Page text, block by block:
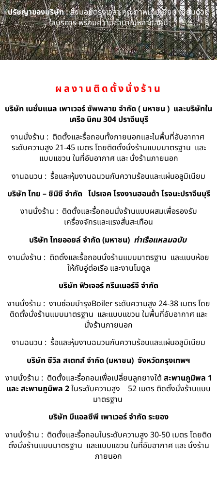
ปรัชญาของบริษัท :ส่งมอบตรงเวลา คุณภาพเต็มเยี่ยม เปี่ยมด้วย
ใจบริการ พร้อมความชำนาญหลายสิบปี
ผลงานติดตั้งนั่งร้าน
บริษัท เนชั่นแนล เพาเวอร์ ซัพพลาย จำกัด ( มหาชน ) และบริษัทใน
เครือ นิคม 304 ปราจีนบุรี
งานนั่งร้าน : ติดตั้งและรื้อถอนทั้งภายนอกและในพื้นที่อับอากาศ
ระดับความสูง 21-45 เมตร โดยติดตั้งนั่งร้านแบบมาตรฐาน และ
แบบแขวน ในที่อับอากาศ และ นั่งร้านภายนอก
งานฉนวน : รื้อและหุ้มงานฉนวนกันความร้อนและแผ่นอลูมิเนียม
บริษัท ไทย – ชิมิซึ จำกัด โปรเจค โรงงานฮอนด้า โรจนะปราจีนบุรี
งานนั่งร้าน : ติดตั้งและรื้อถอนนั่งร้านแบบผสมเพื่อรองรับ
เครื่องจักรและแรงสั่นสะเทือน
บริษัท ไทยออยล์ จํากัด (มหาชน) ท่าเรือแหลมฉบับ
งานนั่งร้าน : ติดตั้งและรื้อถอนนั่งร้านแบบมาตรฐาน และแบบห้อย
ให้กับอู่ต่อเรือ และงานโมดูล
บริษัท ฟิวเจอร์ กรีนเนอร์จี จำกัด
งานนั่งร้าน : งานซ่อมบำรุงBoiler ระดับความสูง 24-38 เมตร โดย
ติดตั้งนั่งร้านแบบมาตรฐาน และแบบแขวน ในพื้นที่อับอากาศ และ
นั่งร้านภายนอก
งานฉนวน : รื้อและหุ้มงานฉนวนกันความร้อนและแผ่นอลูมิเนียม
บริษัท ซีวิล สเตทส์ จำกัด (มหาชน) จังหวัดกรุงเทพฯ
งานนั่งร้าน : ติดตั้งและรื้อถอนเพื่อเปลี่ยนลูกยางใต้ สะพานภูมิพล 1
และ สะพานภูมิพล 2ในระดับความสูง 52 เมตร ติดตั้งนั่งร้านแบบ
มาตรฐาน
บริษัท บีแอลซีพี เพาเวอร์ จำกัด ระยอง
งานนั่งร้าน : ติดตั้งและรื้อถอนในระดับความสูง 30-50 เมตร โดยติด
ตั้งนั่งร้านแบบมาตรฐาน และแบบแขวน ในที่อับอากาศ และ นั่งร้าน
ภายนอก